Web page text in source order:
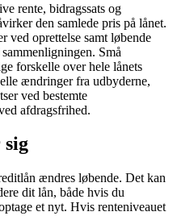
rente, bidragssats og
den samlede pris på lånet.
ved oprettelse samt løbende
Små
forskelle over hele lånets
ændringer fra udbyderne,
ved bestemte
afdragsfrihed.
ændres løbende. Det kan
dit lån, både hvis du
et nyt. Hvis renteniveauet